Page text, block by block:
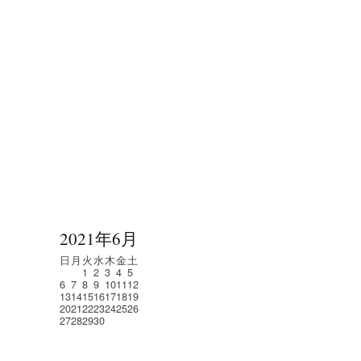
2021年6月
日 月 火 水木金土
1 2 3 4 5
6 7 8 9 101112
13141516171819
20212223242526
27282930